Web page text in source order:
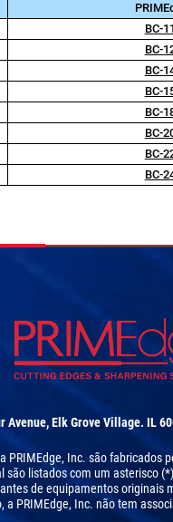
BC-
BC-
BC-
BC-
BC-
BC-
BC-
BC-
Avenue, Elk Grove Village. IL
Inc. são
listados com um asterisco
de equipamentos
a PRIMEdge, Inc. não tem